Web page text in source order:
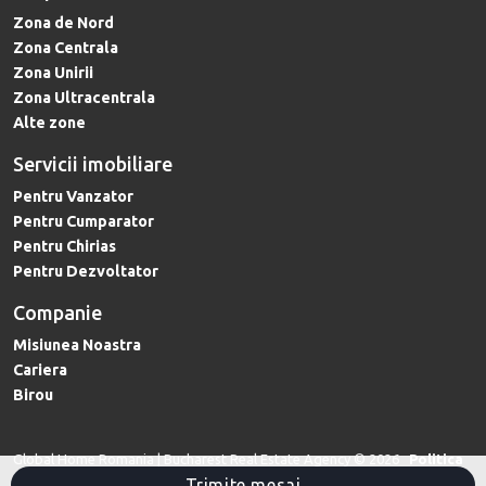
propune constant să livreze servicii de calitate. S-a lansat ca
în colaborare cu cei mai sofisticați cumpărători și investitori.
Zona de Nord
Zona Centrala
Zona Unirii
Zona Ultracentrala
Alte zone
Servicii imobiliare
Pentru Vanzator
Pentru Cumparator
Pentru Chirias
Pentru Dezvoltator
Companie
Misiunea Noastra
Cariera
Birou
Global Home Romania | Bucharest Real Estate Agency © 2026Politica